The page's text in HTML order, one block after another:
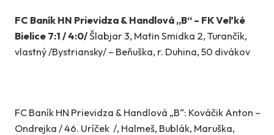
FC Baník HN Prievidza & Handlová „B“ – FK Veľké
Bielice 7:1 / 4:0/Šlabjar 3, Matin Smidka 2, Turančík,
vlastný /Bystriansky/ – Beňuška, r. Duhina, 50 divákov
FC Baník HN Prievidza & Handlová „B“: Kováčik Anton –
Ondrejka / 46. Uríček /, Halmeš, Bublák, Maruška,